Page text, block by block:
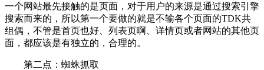
一个网站最先接触的是页面，对于用户的来源是通过搜索引擎
搜索而来的，所以第一个要做的就是不输各个页面的TDK共
组偶，不管是首页也好、列表页啊、详情页或者网站的其他页
面，都应该是有独立的，合理的。
第二点：蜘蛛抓取